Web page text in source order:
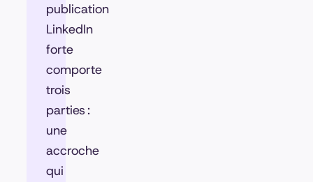
publication
LinkedIn
forte
comporte
trois
parties :
une
accroche
qui